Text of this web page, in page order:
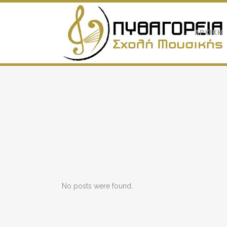
ΑΡΧΙΚΗ
No posts were found.